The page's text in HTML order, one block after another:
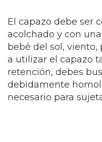
El capazo debe ser
acolchado y con
bebé del sol, viento,
a utilizar el capazo
retención, debes
debidamente
necesario para